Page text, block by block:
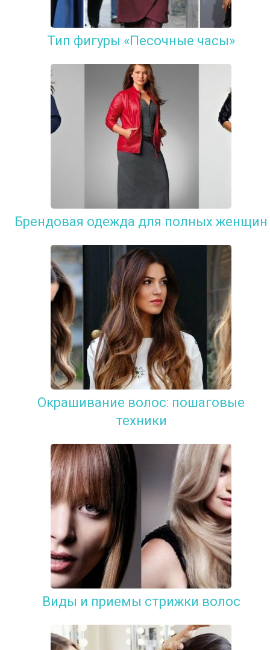
Тип фигуры «Песочные часы»
Брендовая одежда для полных женщин
Окрашивание волос: пошаговые
техники
Виды и приемы стрижки волос